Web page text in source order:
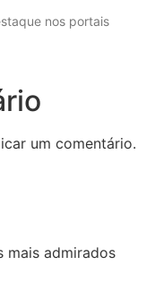
nos portais
um comentário.
mais admirados